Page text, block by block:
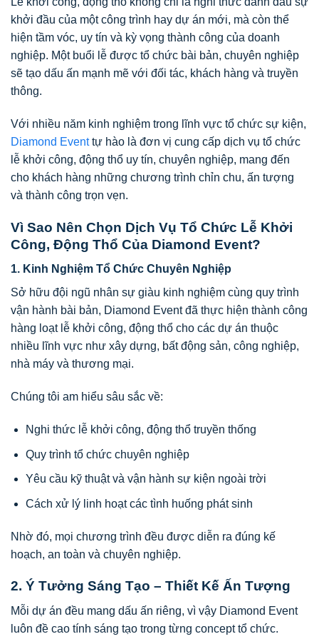
khởi đầu của một công trình hay dự án mới, mà còn thể
hiện tầm vóc, uy tín và kỳ vọng thành công của doanh
nghiệp. Một buổi lễ được tổ chức bài bản, chuyên nghiệp
sẽ tạo dấu ấn mạnh mẽ với đối tác, khách hàng và truyền
thông.
Với nhiều năm kinh nghiệm trong lĩnh vực tổ chức sự kiện,
Diamond Eventtự hào là đơn vị cung cấp dịch vụ tổ chức
lễ khởi công, động thổ uy tín, chuyên nghiệp, mang đến
cho khách hàng những chương trình chỉn chu, ấn tượng
và thành công trọn vẹn.
Vì Sao Nên Chọn Dịch Vụ Tổ Chức Lễ Khởi
Công, Động Thổ Của Diamond Event?
1. Kinh Nghiệm Tổ Chức Chuyên Nghiệp
Sở hữu đội ngũ nhân sự giàu kinh nghiệm cùng quy trình
vận hành bài bản, Diamond Event đã thực hiện thành công
hàng loạt lễ khởi công, động thổ cho các dự án thuộc
nhiều lĩnh vực như xây dựng, bất động sản, công nghiệp,
nhà máy và thương mại.
Chúng tôi am hiểu sâu sắc về:
Nghi thức lễ khởi công, động thổ truyền thống
Quy trình tổ chức chuyên nghiệp
Yêu cầu kỹ thuật và vận hành sự kiện ngoài trời
Cách xử lý linh hoạt các tình huống phát sinh
Nhờ đó, mọi chương trình đều được diễn ra đúng kế
hoạch, an toàn và chuyên nghiệp.
2. Ý Tưởng Sáng Tạo – Thiết Kế Ấn Tượng
Mỗi dự án đều mang dấu ấn riêng, vì vậy Diamond Event
luôn đề cao tính sáng tạo trong từng concept tổ chức.